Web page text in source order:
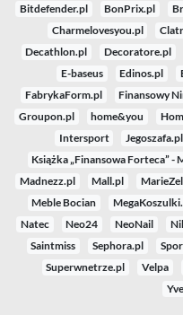
Bitdefender.pl
BonPrix.pl
Charmelovesyou.pl
Decathlon.pl
Decoratore.pl
E-baseus
Edinos.pl
FabrykaForm.pl
Finansowy
Groupon.pl
home&you
Intersport
Jegoszafa.pl
Książka „Finansowa Forteca” -
Madnezz.pl
Mall.pl
Meble Bocian
Natec
Neo24 NeoNail
Saintmiss
Sephora.pl
Superwnetrze.pl
Velpa